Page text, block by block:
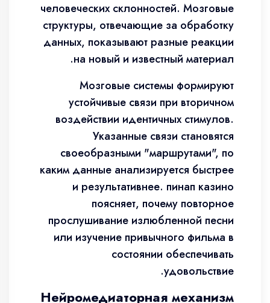
человеческих склонностей. Мозговые
структуры, отвечающие за обработку
данных, показывают разные реакции
на новый и известный материал.
Мозговые системы формируют
устойчивые связи при вторичном
воздействии идентичных стимулов.
Указанные связи становятся
своеобразными "маршрутами", по
каким данные анализируется быстрее
и результативнее. пинап казино
поясняет, почему повторное
прослушивание излюбленной песни
или изучение привычного фильма в
состоянии обеспечивать
удовольствие.
Нейромедиаторная механизм